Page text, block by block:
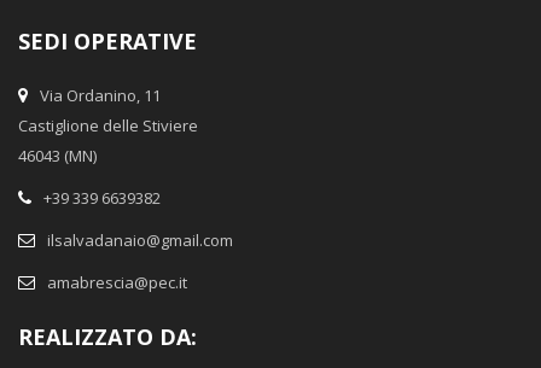
SEDI OPERATIVE
Via Ordanino, 11
Castiglione delle Stiviere
46043 (MN)
+39 339 6639382
ilsalvadanaio@gmail.com
amabrescia@pec.it
REALIZZATO DA: